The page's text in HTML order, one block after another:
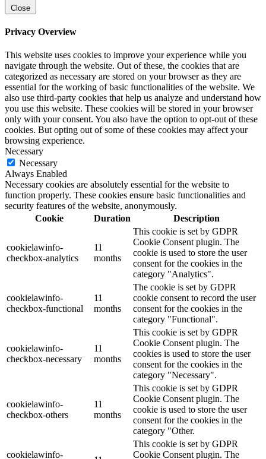
Close
Privacy Overview
This website uses cookies to improve your experience while you
navigate through the website. Out of these, the cookies that are
categorized as necessary are stored on your browser as they are
essential for the working of basic functionalities of the website. We
also use third-party cookies that help us analyze and understand how
you use this website. These cookies will be stored in your browser
only with your consent. You also have the option to opt-out of these
cookies. But opting out of some of these cookies may affect your
browsing experience.
Necessary
Necessary
Always Enabled
Necessary cookies are absolutely essential for the website to
function properly. These cookies ensure basic functionalities and
security features of the website, anonymously.
Cookie
Duration Description
cookielawinfo-
checkbox-analytics
11
months
This cookie is set by GDPR
Cookie Consent plugin. The
cookie is used to store the user
consent for the cookies in the
category "Analytics".
cookielawinfo-
checkbox-functional
11
months
The cookie is set by GDPR
cookie consent to record the user
consent for the cookies in the
category "Functional".
cookielawinfo-
checkbox-necessary
11
months
This cookie is set by GDPR
Cookie Consent plugin. The
cookies is used to store the user
consent for the cookies in the
category "Necessary".
cookielawinfo-
checkbox-others
11
months
This cookie is set by GDPR
Cookie Consent plugin. The
cookie is used to store the user
consent for the cookies in the
category "Other.
cookielawinfo-
This cookie is set by GDPR
Cookie Consent plugin. The